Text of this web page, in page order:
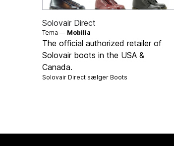
Solovair Direct
Tema — Mobilia
The official authorized retailer of
Solovair boots in the USA &
Canada.
Solovair Direct sælger Boots